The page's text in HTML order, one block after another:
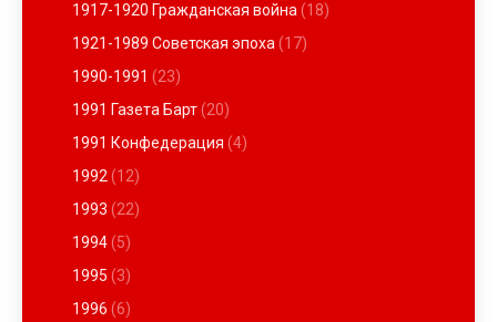
1917-1920 Гражданская война (18)
1921-1989 Советская эпоха (17)
1990-1991 (23)
1991 Газета Барт(20)
1991 Конфедерация (4)
1992 (12)
1993 (22)
1994(5)
1995 (3)
1996 (6)